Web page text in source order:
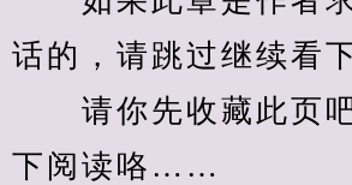
话的，请跳过继续看
请你先收藏此页吧
下阅读咯……